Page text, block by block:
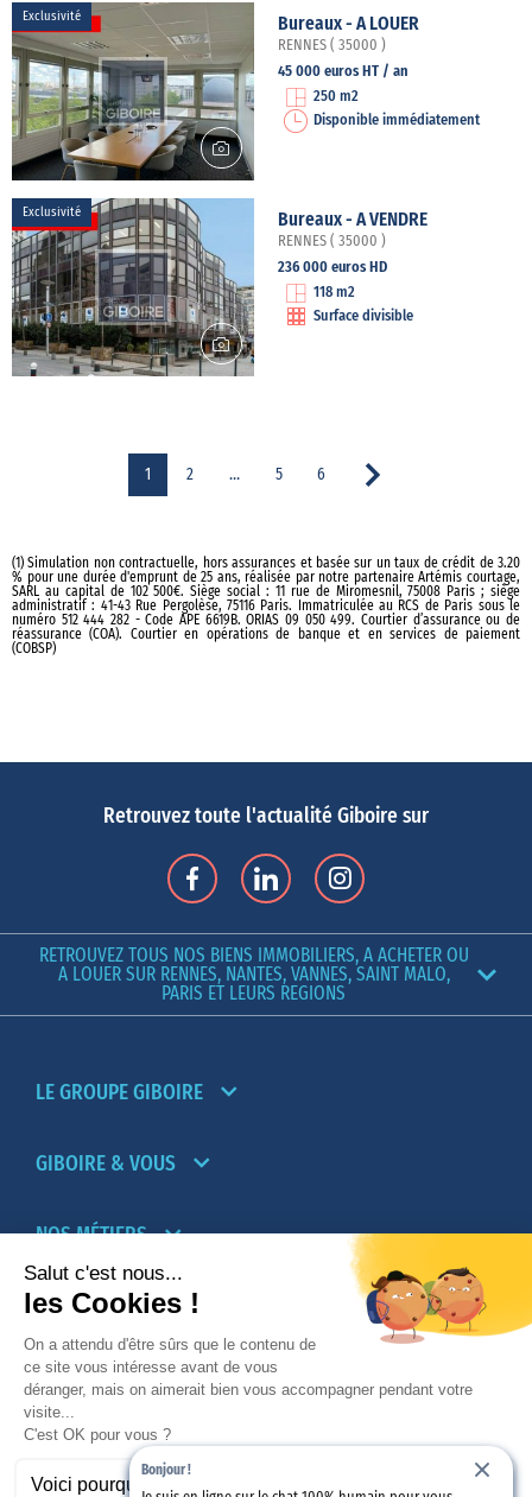
Exclusivité Bureaux - A LOUER
RENNES ( 35000 )
45 000 euros HT / an
250 m2
Disponible immédiatement
Exclusivité Bureaux - A VENDRE
RENNES ( 35000 )
236 000 euros HD
118 m2
Surface divisible
1 2 … 5 6
(1) Simulation non contractuelle, hors assurances et basée sur un taux de crédit de 3.20
% pour une durée d'emprunt de 25 ans, réalisée par notre partenaire Artémis courtage,
SARL au capital de 102 500€. Siège social : 11 rue de Miromesnil, 75008 Paris ; siège
administratif : 41-43 Rue Pergolèse, 75116 Paris. Immatriculée au RCS de Paris sous le
numéro 512 444 282 - Code APE 6619B. ORIAS 09 050 499. Courtier d’assurance ou de
réassurance (COA). Courtier en opérations de banque et en services de paiement
(COBSP)
Retrouvez toute l'actualité Giboire sur
RETROUVEZ TOUS NOS BIENS IMMOBILIERS, A ACHETER OU
A LOUER SUR RENNES, NANTES, VANNES, SAINT MALO,
PARIS ET LEURS REGIONS
LE GROUPE GIBOIRE
GIBOIRE & VOUS
NOS MÉTIERS
PARTENAIRES
NOTRE RÉSEAU D’AGENCES TRANSACTION-
LOCATION
PROMOTION IMMOBILIÈRE ET AMÉNAGEMENT
Bonjour !